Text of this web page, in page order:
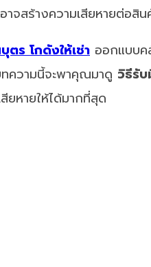
จสร้างความเสียหายต่อสิ
ตร โกดังให้เช่า ออกแบบค
ความนี้จะพาคุณมาดู วิธีรั
หายให้ได้มากที่สุด